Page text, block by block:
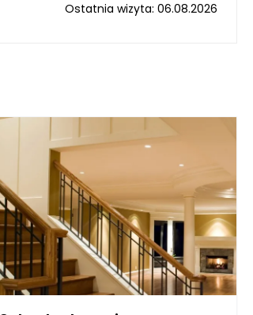
Ostatnia wizyta: 06.08.2026